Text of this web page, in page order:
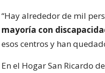
“Hay alrededor de mil
mayoría con
esos centros y han
En el Hogar San Ricardo